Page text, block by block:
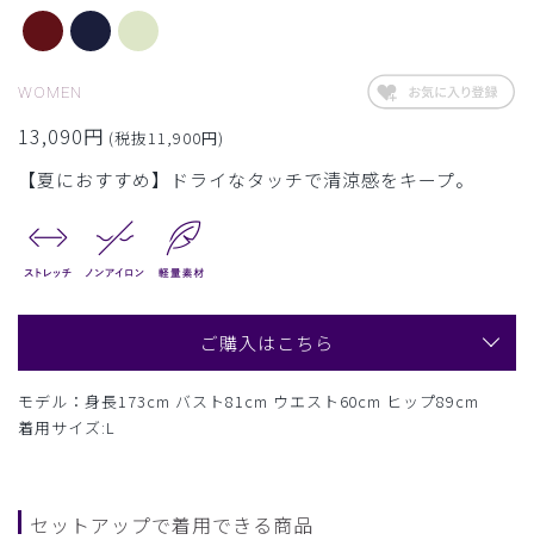
WOMEN
13,090円 (税抜11,900円)
【夏におすすめ】ドライなタッチで清涼感をキープ。
ご購入はこちら
モデル：身長173cm バスト81cm ウエスト60cm ヒップ89cm
着用サイズ:L
セットアップで着用できる商品